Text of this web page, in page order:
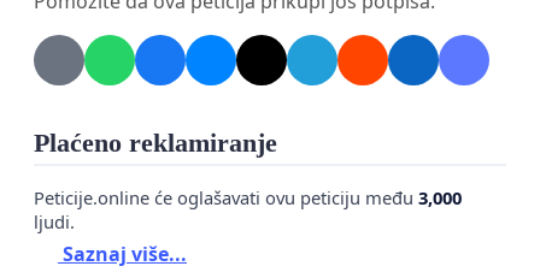
Plaćeno reklamiranje
Peticije.online će oglašavati ovu peticiju među 3,000
ljudi.
Saznaj više...